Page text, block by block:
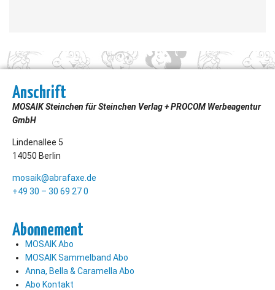
Anschrift
MOSAIK Steinchen für Steinchen Verlag + PROCOM Werbeagentur
GmbH
Lindenallee 5
14050 Berlin
mosaik@abrafaxe.de
+49 30 – 30 69 27 0
Abonnement
MOSAIK Abo
MOSAIK Sammelband Abo
Anna, Bella & Caramella Abo
Abo Kontakt